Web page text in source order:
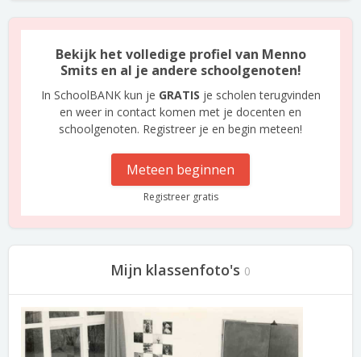
Bekijk het volledige profiel van Menno
Smits en al je andere schoolgenoten!
In SchoolBANK kun je GRATIS je scholen terugvinden
en weer in contact komen met je docenten en
schoolgenoten. Registreer je en begin meteen!
Meteen beginnen
Registreer gratis
Mijn klassenfoto's 0